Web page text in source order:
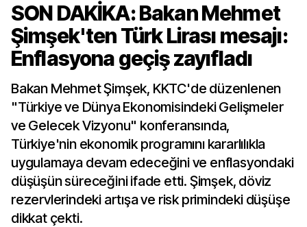
SON DAKİKA: Bakan Mehmet
Şimşek'ten Türk Lirası mesajı:
Enflasyona geçiş zayıfladı
Bakan Mehmet Şimşek, KKTC'de düzenlenen
"Türkiye ve Dünya Ekonomisindeki Gelişmeler
ve Gelecek Vizyonu" konferansında,
Türkiye'nin ekonomik programını kararlılıkla
uygulamaya devam edeceğini ve enflasyondaki
düşüşün süreceğini ifade etti. Şimşek, döviz
rezervlerindeki artışa ve risk primindeki düşüşe
dikkat çekti.